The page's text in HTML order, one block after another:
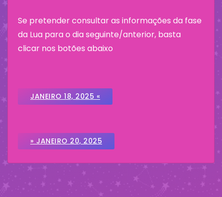
Se pretender consultar as informações da fase
da Lua para o dia seguinte/anterior, basta
clicar nos botões abaixo
JANEIRO 18, 2025 «
» JANEIRO 20, 2025